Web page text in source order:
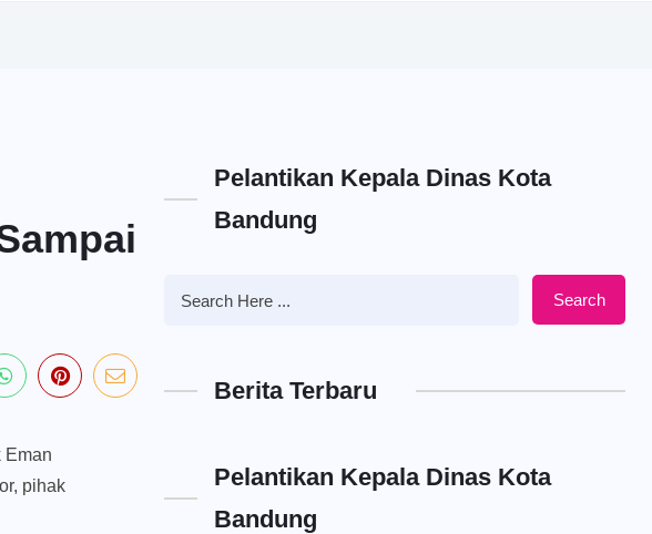
Eman
pihak
Pelantikan Kepala Dinas Kota
Bandung
Search
Berita Terbaru
Pelantikan Kepala Dinas Kota
Bandung